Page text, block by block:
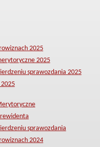
2025
2025
sprawozdania 2025
rewidenta
sprawozdania
2024